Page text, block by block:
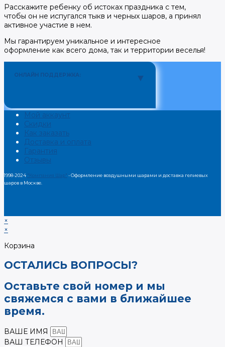
Расскажите ребенку об истоках праздника с тем,
чтобы он не испугался тыкв и черных шаров, а принял
активное участие в нем.
Мы гарантируем уникальное и интересное
оформление как всего дома, так и территории веселья!
ОНЛАЙН ПОДДЕРЖКА:
Мой аккаунт
Скидки
Как заказать
Доставка и оплата
Гарантия
Отзывы
1998-2024 "Компания Шар" - Оформление воздушными шарами и доставка гелиевых
шаров в Москве.
×
×
Корзина
ОСТАЛИСЬ ВОПРОСЫ?
Оставьте свой номер и мы
свяжемся с вами в ближайшее
время.
ВАШЕ ИМЯ
ВАШ ТЕЛЕФОН